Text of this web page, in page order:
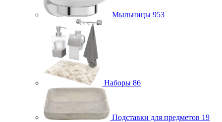
Мыльницы 953
Наборы 86
Подставки для предметов 19